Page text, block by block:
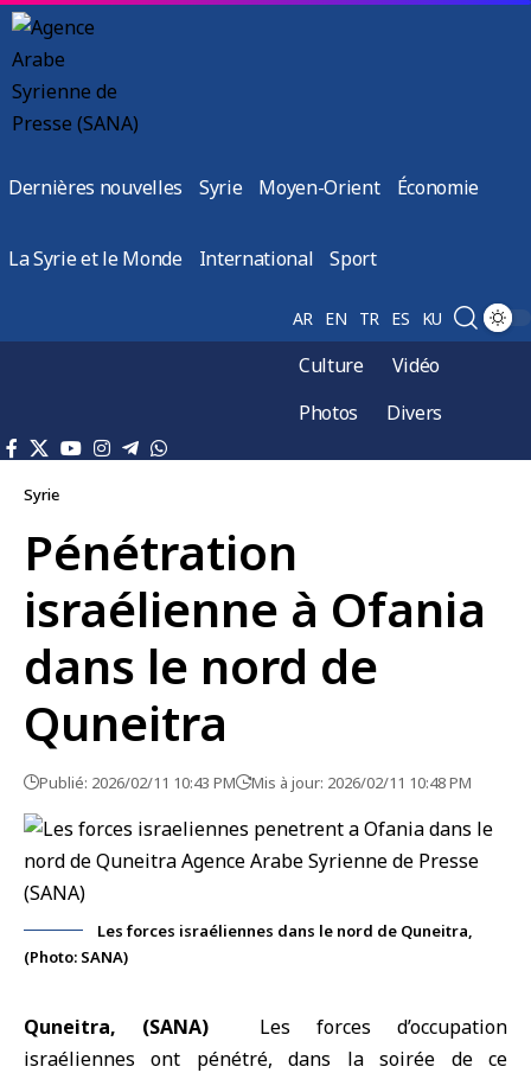
Dernières nouvelles Syrie Moyen-Orient Économie
La Syrie et le Monde International Sport
AR EN TR ES KU
Culture
Vidéo
Photos
Divers
Syrie
Pénétration
israélienne à Ofania
dans le nord de
Quneitra
Publié: 2026/02/11 10:43 PM Mis à jour: 2026/02/11 10:48 PM
Les forces israéliennes dans le nord de Quneitra,
(Photo: SANA)
Quneitra, (SANA)
Les forces d’occupation
israéliennes ont pénétré, dans la soirée de ce